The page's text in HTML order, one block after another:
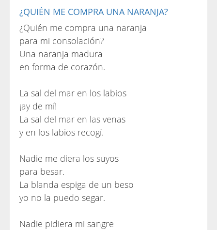
¿QUIÉN ME COMPRA UNA NARANJA?
¿Quién me compra una naranja
para mi consolación?
Una naranja madura
en forma de corazón.
La sal del mar en los labios
¡ay de mí!
La sal del mar en las venas
y en los labios recogí.
Nadie me diera los suyos
para besar.
La blanda espiga de un beso
yo no la puedo segar.
Nadie pidiera mi sangre